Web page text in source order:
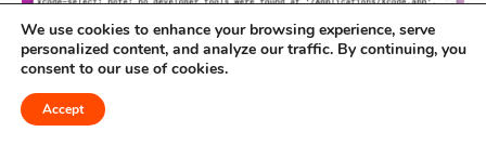
We use cookies to enhance your browsing experience, serve
personalized content, and analyze our traffic. By continuing, you
consent to our use of cookies.
Accept